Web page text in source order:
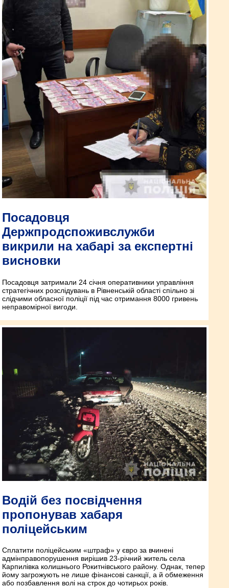
Посадовця
Держпродспоживслужби
викрили на хабарі за експертні
висновки
Посадовця затримали 24 січня оперативники управління
стратегічних розслідувань в Рівненській області спільно зі
слідчими обласної поліції під час отримання 8000 гривень
неправомірної вигоди.
Водій без посвідчення
пропонував хабаря
поліцейським
Сплатити поліцейським «штраф» у євро за вчинені
адмінправопорушення вирішив 23-річний житель села
Карпилівка колишнього Рокитнівського району. Однак, тепер
йому загрожують не лише фінансові санкції, а й обмеження
або позбавлення волі на строк до чотирьох років.